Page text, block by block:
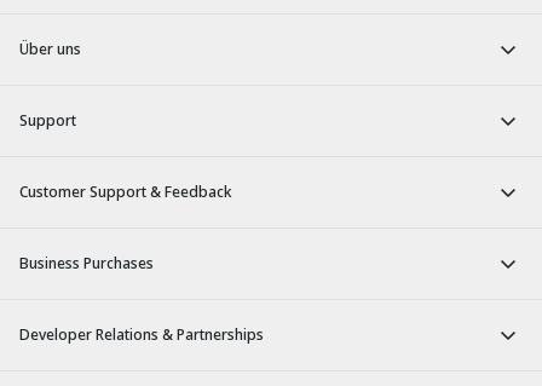
Über uns
Support
Customer Support & Feedback
Business Purchases
Developer Relations & Partnerships